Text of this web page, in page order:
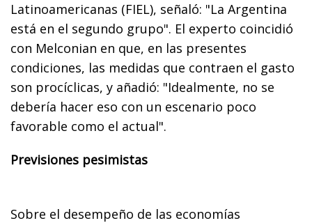
Latinoamericanas (FIEL), señaló: "La Argentina
está en el segundo grupo". El experto coincidió
con Melconian en que, en las presentes
condiciones, las medidas que contraen el gasto
son procíclicas, y añadió: "Idealmente, no se
debería hacer eso con un escenario poco
favorable como el actual".
Previsiones pesimistas
Sobre el desempeño de las economías